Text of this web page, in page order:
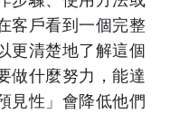
客戶看到一個完整
更清楚地了解這個
做什麼努力，能達
見性」會降低他們